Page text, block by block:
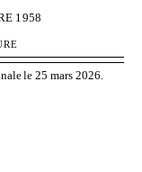
1958
le 25 mars 2026.